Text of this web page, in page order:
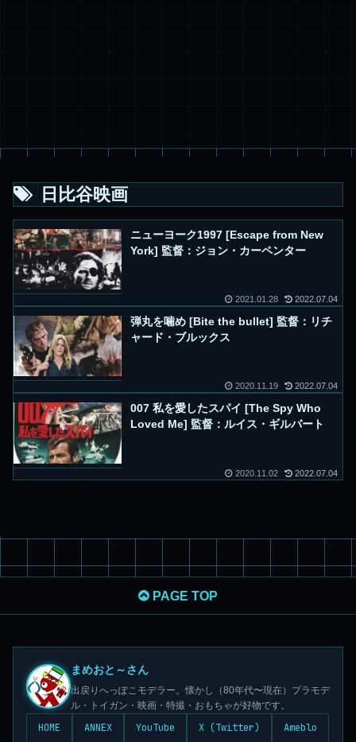
日比谷映画
ニューヨーク1997 [Escape from New
York] 監督：ジョン・カーペンター
2021.01.28 2022.07.04
弾丸を噛め [Bite the bullet] 監督：リチ
ャード・ブルックス
2020.11.19 2022.07.04
007 私を愛したスパイ [The Spy Who
Loved Me] 監督：ルイス・ギルバート
2020.11.02 2022.07.04
PAGE TOP
まめおと～さん
出戻りへっぽこモデラー。懐かし（80年代〜現在）プラモデ
ル・トイガン・映画・特撮・おもちゃが好物です。
HOME ANNEX YouTube X (Twitter) Ameblo